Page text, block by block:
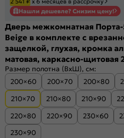
Нашли дешевле? Снизим цену!
Дверь межкомнатная
Beige в комплекте с
защелкой, глухая, кромка
матовая, каркасно-щитовая
Размер полотна (ВхШ), см:
200×60
200×70 200×80
210×70
210×80 210×90
220×80
220×90 230×60
230×90